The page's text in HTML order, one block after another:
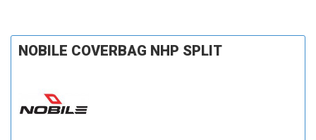
NOBILE COVERBAG NHP SPLIT